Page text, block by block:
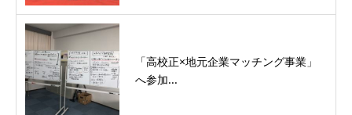
「高校正×地元企業マッチング事業」
へ参加...